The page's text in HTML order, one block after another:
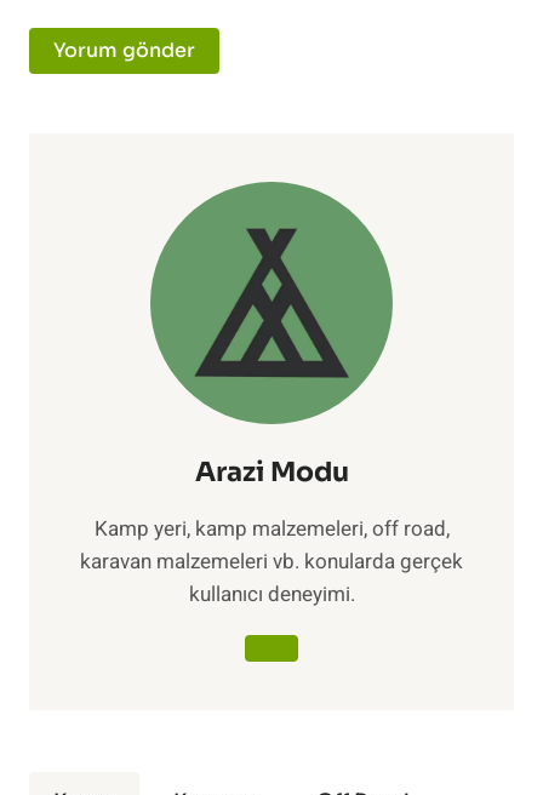
Arazi Modu
Kamp yeri, kamp malzemeleri, off road,
karavan malzemeleri vb. konularda gerçek
kullanıcı deneyimi.